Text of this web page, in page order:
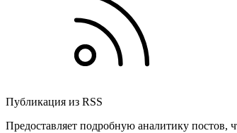
Публикация из RSS
Предоставляет подробную аналитику постов,